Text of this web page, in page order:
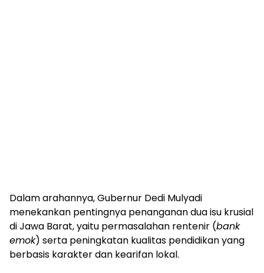
Dalam arahannya, Gubernur Dedi Mulyadi
menekankan pentingnya penanganan dua isu krusial
di Jawa Barat, yaitu permasalahan rentenir (bank
emok) serta peningkatan kualitas pendidikan yang
berbasis karakter dan kearifan lokal.